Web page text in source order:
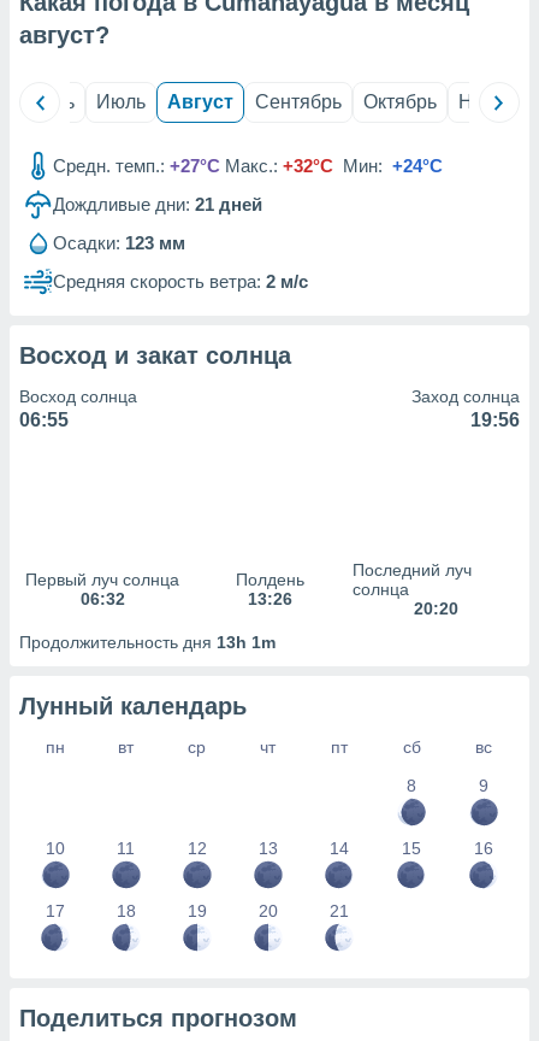
из
данных
наших 1199
август?
Июнь Июль Август Сентябрь Октябрь Ноябрь
Средн. темп.: +27°C Макс.: +32°C Мин: +24°C
Дождливые дни: 21 дней
Осадки: 123 мм
Средняя скорость ветра: 2 м/с
Восход и закат солнца
Восход солнца
06:55
Заход солнца
19:56
Первый луч солнца
06:32
Полдень
13:26
Последний луч
солнца
20:20
Продолжительность дня 13h 1m
Лунный календарь
пн вт ср чт пт сб
вс
8
9
10 11 12 13 14 15 16
17 18 19 20 21
Поделиться прогнозом